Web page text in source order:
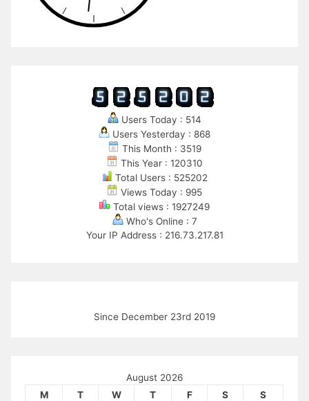
Users Today : 514
Users Yesterday : 868
This Month : 3519
This Year : 120310
Total Users : 525202
Views Today : 995
Total views : 1927249
Who's Online : 7
Your IP Address : 216.73.217.81
Since December 23rd 2019
August 2026
M
T W T F S
S